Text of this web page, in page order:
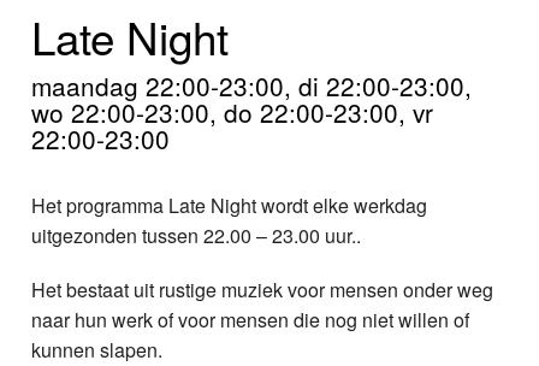
Home
Programma's
Nieuws
Foto's
Webcam
Late Night
maandag 22:00-23:00, di 22:00-23:00,
wo 22:00-23:00, do 22:00-23:00, vr
22:00-23:00
Het programma Late Night wordt elke werkdag
uitgezonden tussen 22.00 – 23.00 uur..
Het bestaat uit rustige muziek voor mensen onder weg
naar hun werk of voor mensen die nog niet willen of
kunnen slapen.